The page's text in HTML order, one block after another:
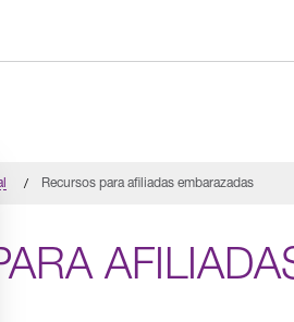
Recursos para afiliadas embarazadas